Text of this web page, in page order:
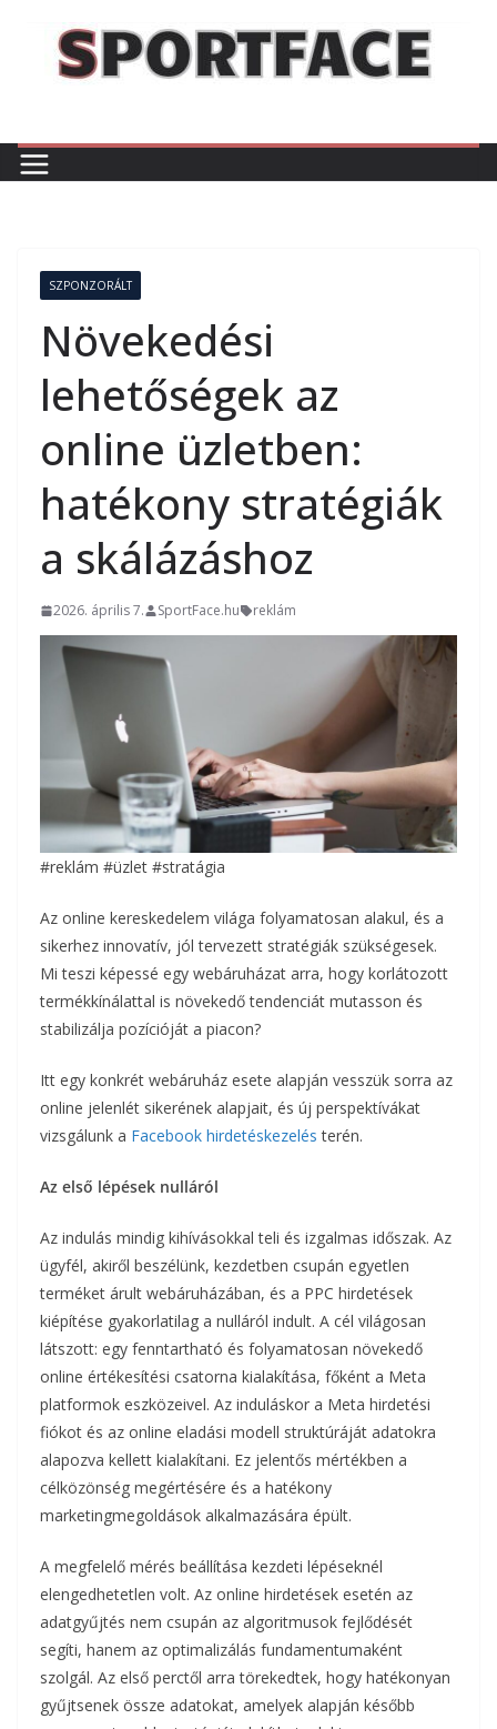
content
SZPONZORÁLT
Növekedési
lehetőségek az
online üzletben:
hatékony stratégiák
a skálázáshoz
2026. április 7. SportFace.hu reklám
#reklám #üzlet #stratágia
Az online kereskedelem világa folyamatosan alakul, és a
sikerhez innovatív, jól tervezett stratégiák szükségesek.
Mi teszi képessé egy webáruházat arra, hogy korlátozott
termékkínálattal is növekedő tendenciát mutasson és
stabilizálja pozícióját a piacon?
Itt egy konkrét webáruház esete alapján vesszük sorra az
online jelenlét sikerének alapjait, és új perspektívákat
vizsgálunk a Facebook hirdetéskezelés terén.
Az első lépések nulláról
Az indulás mindig kihívásokkal teli és izgalmas időszak. Az
ügyfél, akiről beszélünk, kezdetben csupán egyetlen
terméket árult webáruházában, és a PPC hirdetések
kiépítése gyakorlatilag a nulláról indult. A cél világosan
látszott: egy fenntartható és folyamatosan növekedő
online értékesítési csatorna kialakítása, főként a Meta
platformok eszközeivel. Az induláskor a Meta hirdetési
fiókot és az online eladási modell struktúráját adatokra
alapozva kellett kialakítani. Ez jelentős mértékben a
célközönség megértésére és a hatékony
marketingmegoldások alkalmazására épült.
A megfelelő mérés beállítása kezdeti lépéseknél
elengedhetetlen volt. Az online hirdetések esetén az
adatgyűjtés nem csupán az algoritmusok fejlődését
segíti, hanem az optimalizálás fundamentumaként
szolgál. Az első perctől arra törekedtek, hogy hatékonyan
gyűjtsenek össze adatokat, amelyek alapján később